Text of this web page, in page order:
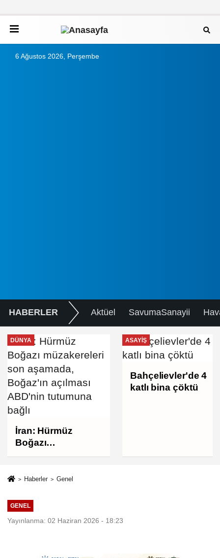
6 Ağustos 2026, Perşembe
HABERLER Aktüel SavumaSanayii
DÜNYA
İran: Hürmüz
Boğazı
müzakereleri son
açılması ABD'nin
ASAYIŞ
Bahçelievler'de 4
katlı bina çöktü
Haberler Genel
GENEL
Yayınlanma: 02 Haziran 2026 - 18:23